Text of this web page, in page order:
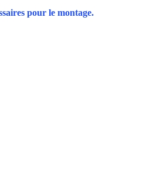
pour le montage.